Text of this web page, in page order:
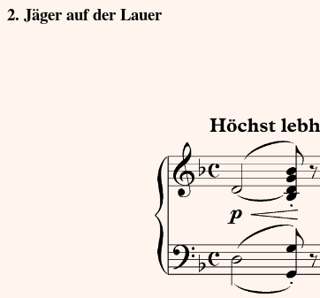
2. Jäger auf der Lauer